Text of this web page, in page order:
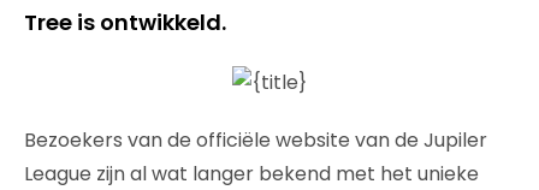
Tree is ontwikkeld.
Bezoekers van de officiële website van de Jupiler
League zijn al wat langer bekend met het unieke